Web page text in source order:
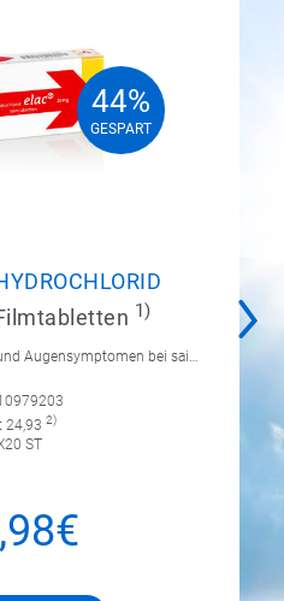
44%
GESPART
44%
GESPART
1)
Zur Linderung von Nasen- und Augensymptomen bei saisonaler und ganzjähriger allergischer Rhinitis sowie zur Linderung von chronischer Nesselsucht.
24,93 2)
ST